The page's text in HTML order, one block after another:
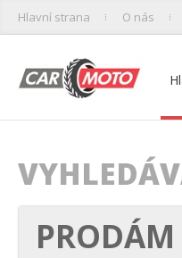
Hlavní strana O nás